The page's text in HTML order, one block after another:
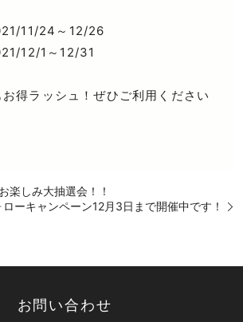
11/24～12/26
12/1～12/31
得ラッシュ！ぜひご利用ください
楽しみ大抽選会！！
ーキャンペーン12月3日まで開催中です！
お問い合わせ